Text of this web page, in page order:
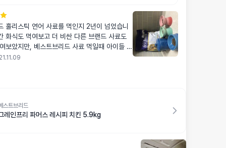
홀리스틱 연어 사료를 먹인지 2년이 넘었습니
화식도 먹여보고 더 비싼 다른 브랜드 사료도
보았지만, 베스트브리드 사료 먹일때 아이들 변
아 늘 다시 돌아오게 되는 사료입니다.
가성비도 정말 좋습니다.
스트브리드
레인프리 파머스 레시피 치킨 5.9kg